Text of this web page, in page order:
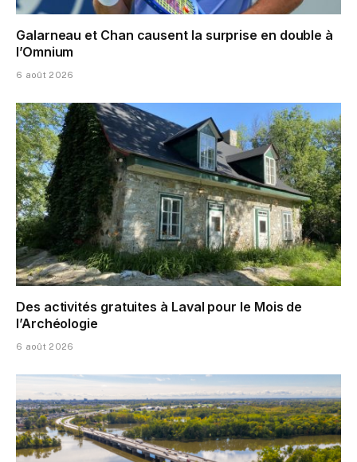
Galarneau et Chan causent la surprise en double à
l’Omnium
6 août 2026
Des activités gratuites à Laval pour le Mois de
l’Archéologie
6 août 2026